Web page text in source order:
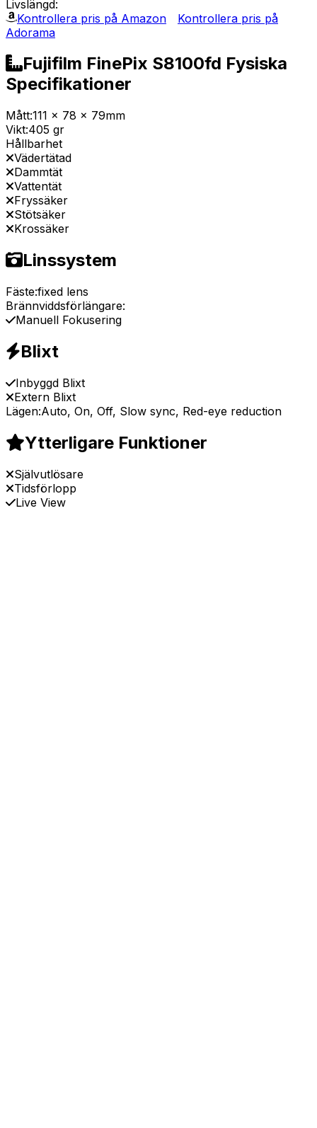
Livslängd:
Kontrollera pris på Amazon
Kontrollera pris på
Adorama
Fujifilm FinePix S8100fd Fysiska
Specifikationer
Mått:111 x 78 x 79mm
Vikt:405 gr
Hållbarhet
Vädertätad
Dammtät
Vattentät
Fryssäker
Stötsäker
Krossäker
Linssystem
Fäste:fixed lens
Brännviddsförlängare:
Manuell Fokusering
Blixt
Inbyggd Blixt
Extern Blixt
Lägen:Auto, On, Off, Slow sync, Red-eye reduction
Ytterligare Funktioner
Självutlösare
Tidsförlopp
Live View